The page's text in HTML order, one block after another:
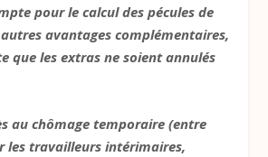
pour le calcul des pécules de
avantages complémentaires,
que les extras ne soient annulés
au chômage temporaire (entre
les travailleurs intérimaires,